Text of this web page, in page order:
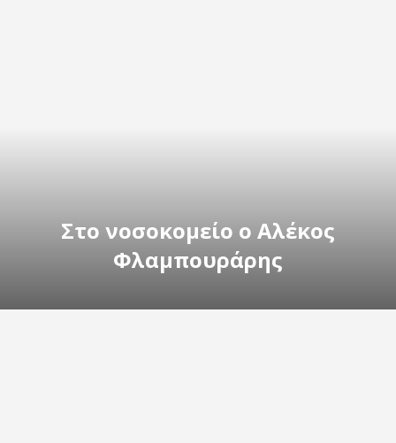
Στο νοσοκομείο ο Αλέκος
Φλαμπουράρης